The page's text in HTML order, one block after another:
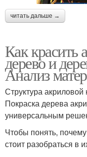
читать дальше →
Как красить
дерево и
Анализ
Структура акриловой
Покраска дерева
универсальным
Чтобы понять,
стоит разобраться в